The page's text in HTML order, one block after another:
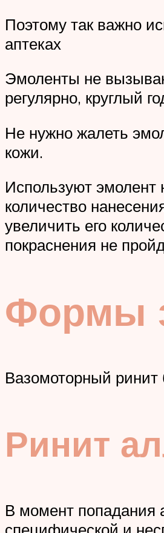
Поэтому так важно
аптеках
Эмоленты не
регулярно, круглый
Не нужно жалеть
кожи.
Используют эмолент
количество
увеличить его
покраснения не
Формы
Вазомоторный ринит
Ринит
В момент попадания